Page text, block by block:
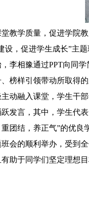
教学质量，促进学院
设，促进学生成长”主
李相豫通过PPT向同
榜样引领带动所取得
动融入课堂，学生干
发言，其中，学生代
团结，养正气”的优良
会的顺利举办，受到
助于同学们坚定理想